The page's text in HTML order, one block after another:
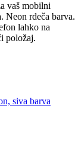
vaš mobilni
Neon rdeča barva.
lahko na
položaj.